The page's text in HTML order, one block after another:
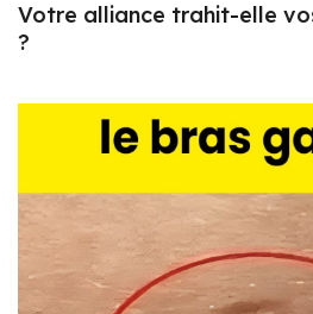
Votre alliance trahit-elle
?